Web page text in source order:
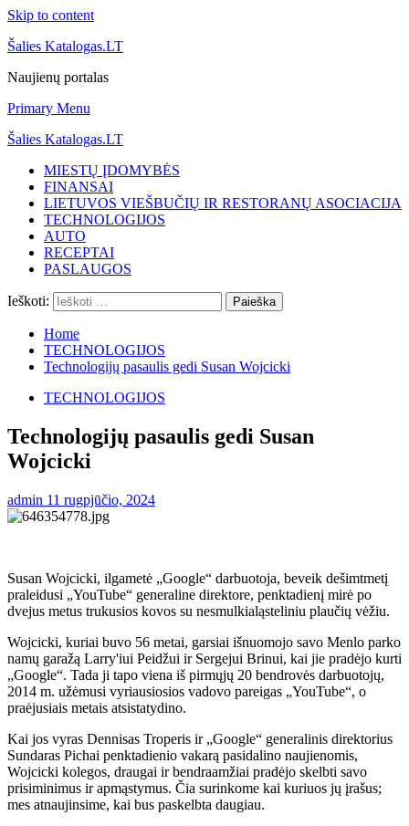
Skip to content
Šalies Katalogas.LT
Naujienų portalas
Primary Menu
Šalies Katalogas.LT
MIESTŲ ĮDOMYBĖS
FINANSAI
LIETUVOS VIEŠBUČIŲ IR RESTORANŲ ASOCIACIJA
TECHNOLOGIJOS
AUTO
RECEPTAI
PASLAUGOS
Ieškoti:
Home
TECHNOLOGIJOS
Technologijų pasaulis gedi Susan Wojcicki
TECHNOLOGIJOS
Technologijų pasaulis gedi Susan
Wojcicki
admin 11 rugpjūčio, 2024
Susan Wojcicki, ilgametė „Google“ darbuotoja, beveik dešimtmetį
praleidusi „YouTube“ generaline direktore, penktadienį mirė po
dvejus metus trukusios kovos su nesmulkialąsteliniu plaučių vėžiu.
Wojcicki, kuriai buvo 56 metai, garsiai išnuomojo savo Menlo parko
namų garažą Larry'iui Peidžui ir Sergejui Brinui, kai jie pradėjo kurti
„Google“. Tada ji tapo viena iš pirmųjų 20 bendrovės darbuotojų,
2014 m. užėmusi vyriausiosios vadovo pareigas „YouTube“, o
praėjusiais metais atsistatydino.
Kai jos vyras Dennisas Troperis ir „Google“ generalinis direktorius
Sundaras Pichai penktadienio vakarą pasidalino naujienomis,
Wojcicki kolegos, draugai ir bendraamžiai pradėjo skelbti savo
prisiminimus ir apmąstymus. Čia surinkome kai kuriuos jų įrašus;
mes atnaujinsime, kai bus paskelbta daugiau.